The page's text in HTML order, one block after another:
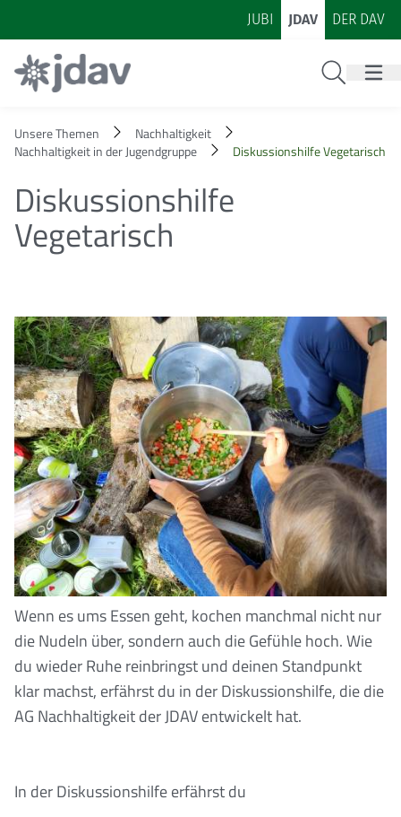
Zum Inhalt
Zur Footer-Navigation
JUBI JDAV DER DAV
Unsere Themen
Nachhaltigkeit
Nachhaltigkeit in der Jugendgruppe
Diskussionshilfe Vegetarisch
Diskussionshilfe
Vegetarisch
Wenn es ums Essen geht, kochen manchmal nicht nur
die Nudeln über, sondern auch die Gefühle hoch. Wie
du wieder Ruhe reinbringst und deinen Standpunkt
klar machst, erfährst du in der Diskussionshilfe, die die
AG Nachhaltigkeit der JDAV entwickelt hat.
In der Diskussionshilfe erfährst du